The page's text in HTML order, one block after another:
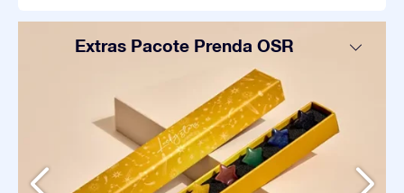
Extras Pacote Prenda OSR